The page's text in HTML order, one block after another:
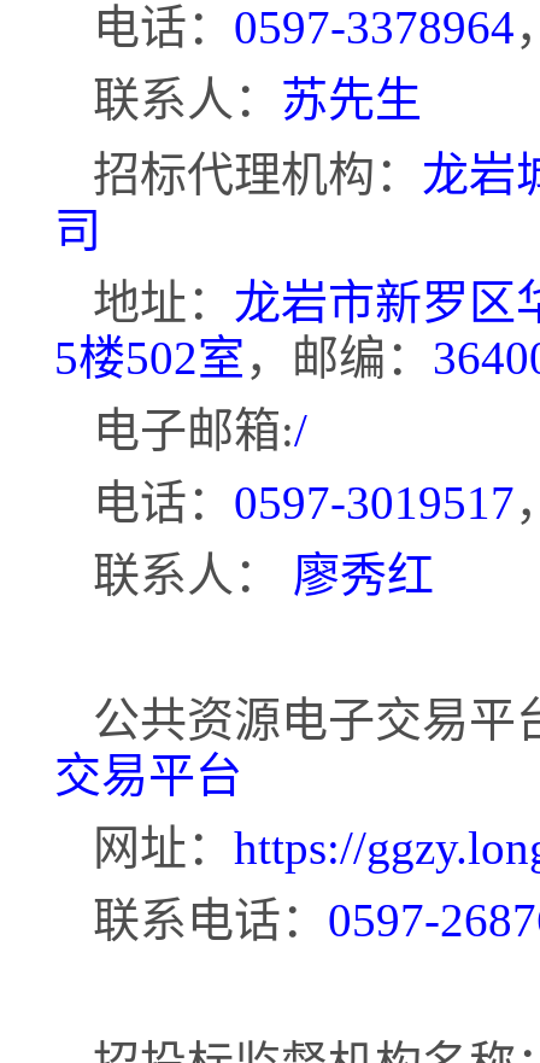
电话： 0597-3378964
联系人： 苏先生
招标代理机构： 龙岩
司
地址： 龙岩市新罗区
5楼502室，邮编：
电子邮箱:/
电话： 0597-3019517
联系人：
廖秀红
公共资源电子交易平
交易平台
网址： https://
联系电话： 0597-